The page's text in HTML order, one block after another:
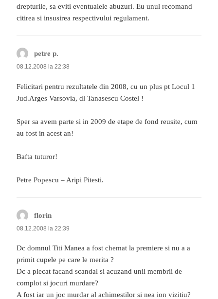
drepturile, sa eviti eventualele abuzuri. Eu unul recomand
citirea si insusirea respectivului regulament.
petre p.
08.12.2008 la 22:38
Felicitari pentru rezultatele din 2008, cu un plus pt Locul 1
Jud.Arges Varsovia, dl Tanasescu Costel !
Sper sa avem parte si in 2009 de etape de fond reusite, cum
au fost in acest an!
Bafta tuturor!
Petre Popescu – Aripi Pitesti.
florin
08.12.2008 la 22:39
Dc domnul Titi Manea a fost chemat la premiere si nu a a
primit cupele pe care le merita ?
Dc a plecat facand scandal si acuzand unii membrii de
complot si jocuri murdare?
A fost iar un joc murdar al achimestilor si nea ion vizitiu?